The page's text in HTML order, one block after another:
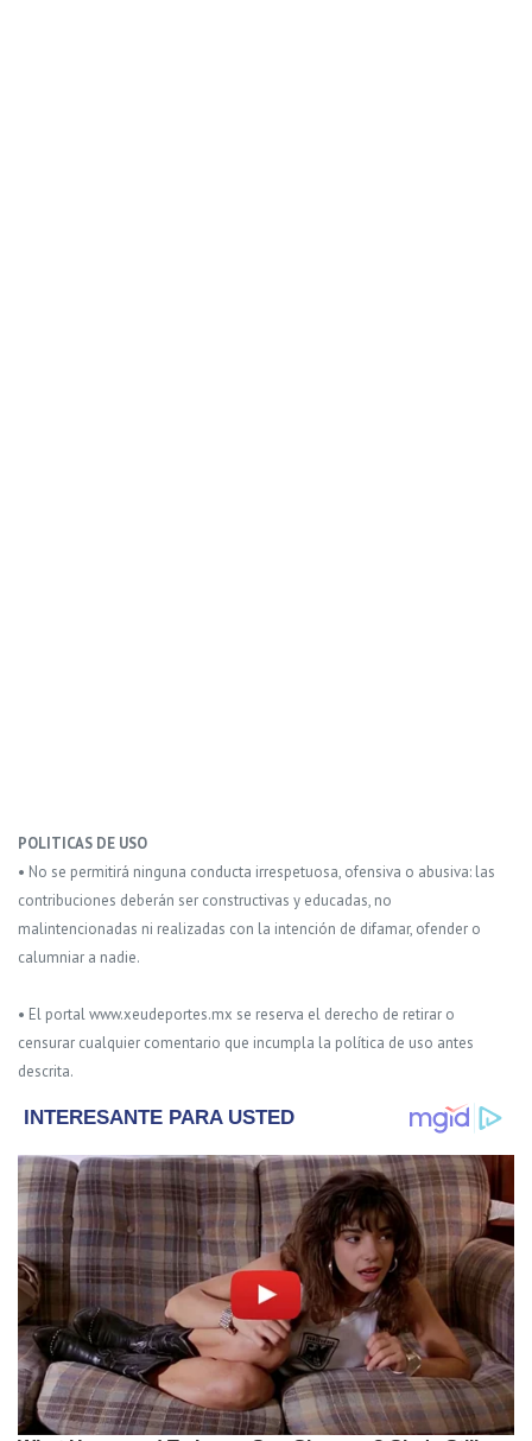
POLITICAS DE USO
• No se permitirá ninguna conducta irrespetuosa, ofensiva o abusiva: las
contribuciones deberán ser constructivas y educadas, no
malintencionadas ni realizadas con la intención de difamar, ofender o
calumniar a nadie.
• El portal www.xeudeportes.mx se reserva el derecho de retirar o
censurar cualquier comentario que incumpla la política de uso antes
descrita.